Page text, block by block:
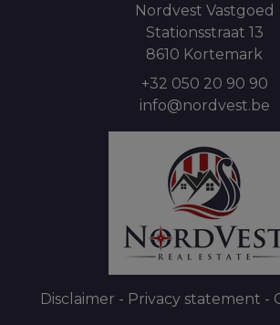
Nordvest Vastgoed
Stationsstraat 13
8610 Kortemark
+32 050 20 90 90
info@nordvest.be
Disclaimer - Privacy statement -